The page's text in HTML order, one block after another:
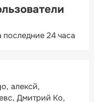
последние 24 часа
алексй
Дмитрий Ко